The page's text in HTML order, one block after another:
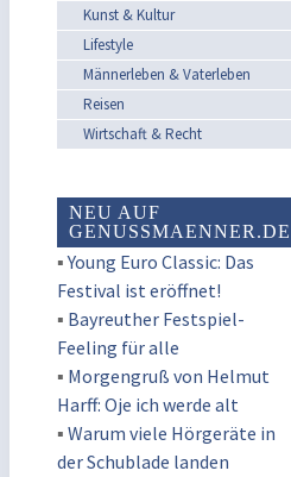
Kunst & Kultur
Lifestyle
Männerleben & Vaterleben
Reisen
Wirtschaft & Recht
NEU AUF
GENUSSMAENNER.DE
▪Young Euro Classic: Das
Festival ist eröffnet!
▪ Bayreuther Festspiel-
Feeling für alle
▪ Morgengruß von Helmut
Harff: Oje ich werde alt
▪ Warum viele Hörgeräte in
der Schublade landen